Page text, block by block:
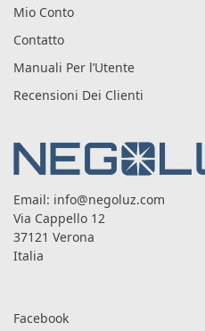
Mio Conto
Contatto
Manuali Per l’Utente
Recensioni Dei Clienti
Email: info@negoluz.com
Via Cappello 12
37121 Verona
Italia
Facebook